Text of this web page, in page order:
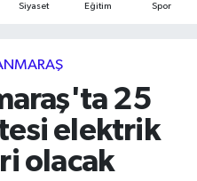
Siyaset Eğitim Spor
25
elektrik
olacak
Yoğunluk Haritası
ve Fikstür